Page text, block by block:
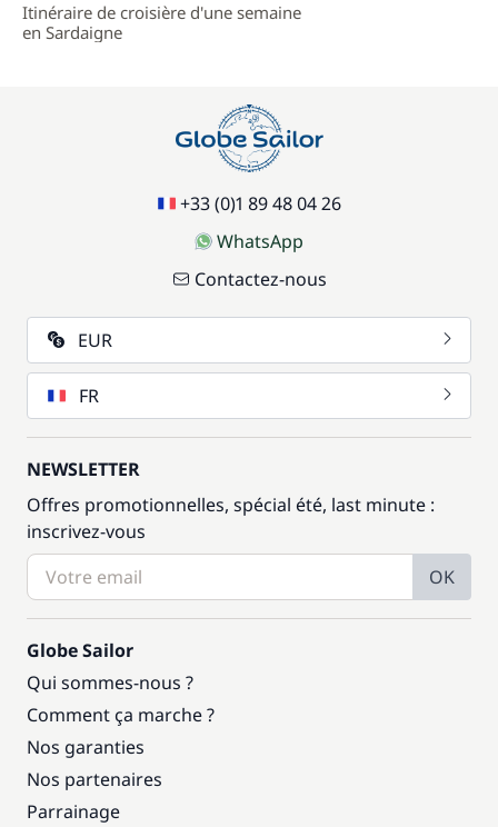
Itinéraire de croisière d'une semaine
en Sardaigne
+33 (0)1 89 48 04 26
WhatsApp
Contactez-nous
EUR
FR
NEWSLETTER
Offres promotionnelles, spécial été, last minute :
inscrivez-vous
OK
Globe Sailor
Qui sommes-nous ?
Comment ça marche ?
Nos garanties
Nos partenaires
Parrainage